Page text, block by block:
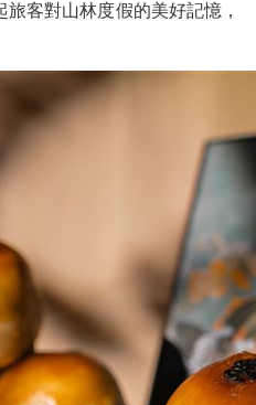
客對山林度假的美好記憶，